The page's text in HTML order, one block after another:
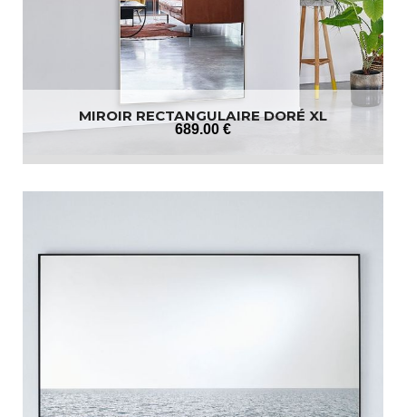
MIROIR RECTANGULAIRE DORÉ XL
689.00 €